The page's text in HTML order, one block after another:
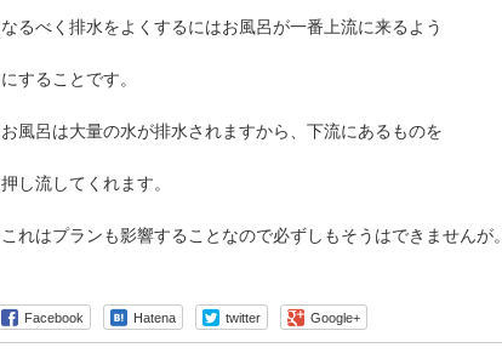
なるべく排水をよくするにはお風呂が一番上流に来るよう
にすることです。
お風呂は大量の水が排水されますから、下流にあるものを
押し流してくれます。
これはプランも影響することなので必ずしもそうはできませんが。
Facebook Hatena twitter Google+